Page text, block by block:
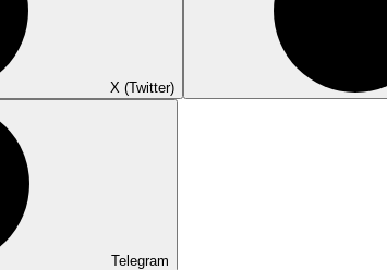
X (Twitter)
Telegram